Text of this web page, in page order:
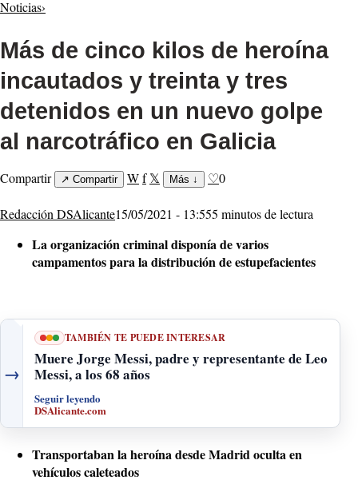
Noticias›
Más de cinco kilos de heroína
incautados y treinta y tres
detenidos en un nuevo golpe
al narcotráfico en Galicia
Compartir ↗ Compartir Wf 𝕏 Más ↓ ♡0
Redacción DSAlicante15/05/2021 - 13:555 minutos de lectura
La organización criminal disponía de varios
campamentos para la distribución de estupefacientes
→
TAMBIÉN TE PUEDE INTERESAR
Muere Jorge Messi, padre y representante de Leo
Messi, a los 68 años
Seguir leyendo
DSAlicante.com
Transportaban la heroína desde Madrid oculta en
vehículos caleteados